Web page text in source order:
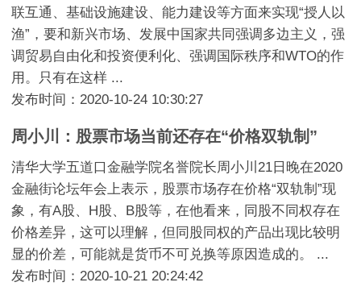
联互通、基础设施建设、能力建设等方面来实现“授人以
渔”，要和新兴市场、发展中国家共同强调多边主义，强
调贸易自由化和投资便利化、强调国际秩序和WTO的作
用。只有在这样 ...
发布时间：2020-10-24 10:30:27
周小川：股票市场当前还存在“价格双轨制”
清华大学五道口金融学院名誉院长周小川21日晚在2020
金融街论坛年会上表示，股票市场存在价格“双轨制”现
象，有A股、H股、B股等，在他看来，同股不同权存在
价格差异，这可以理解，但同股同权的产品出现比较明
显的价差，可能就是货币不可兑换等原因造成的。 ...
发布时间：2020-10-21 20:24:42